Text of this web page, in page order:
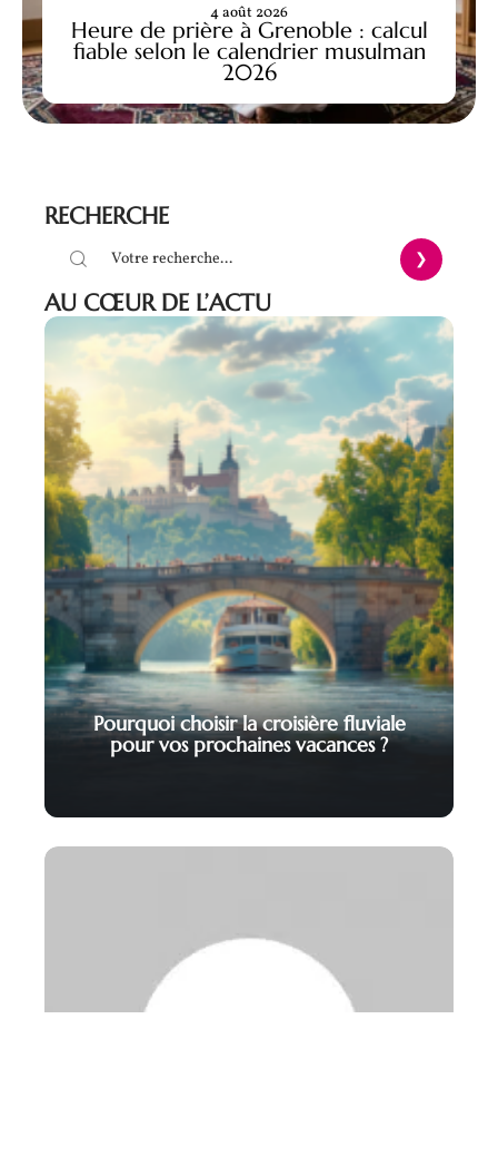
Heure de prière à Grenoble : calcul
fiable selon le calendrier musulman
2026
4 août 2026
RECHERCHE
AU CŒUR DE L’ACTU
Pourquoi choisir la croisière fluviale
pour vos prochaines vacances ?